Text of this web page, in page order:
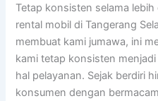
Tetap konsisten selama
rental mobil di Tangerang
membuat kami jumawa, ini
kami tetap konsisten
hal pelayanan. Sejak berdiri
konsumen dengan